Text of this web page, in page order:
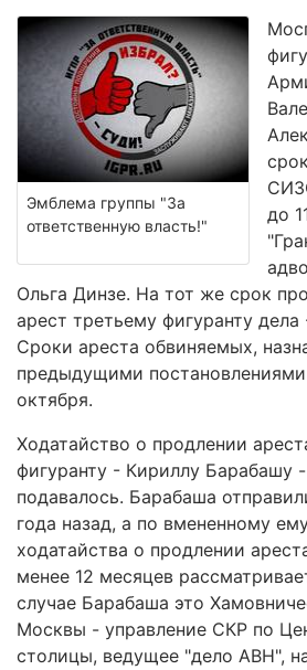
Эмблема группы "За
ответственную власть!"
до
Ольга Динзе. На тот же срок
арест третьему фигуранту
Сроки ареста обвиняемых,
предыдущими постановлениями
октября.
Ходатайство о продлении
фигуранту - Кириллу Барабашу
подавалось. Барабаша
года назад, а по вмененному
ходатайства о продлении
менее 12 месяцев
случае Барабаша это
Москвы - управление СКР по
столицы, ведущее "дело АВН",